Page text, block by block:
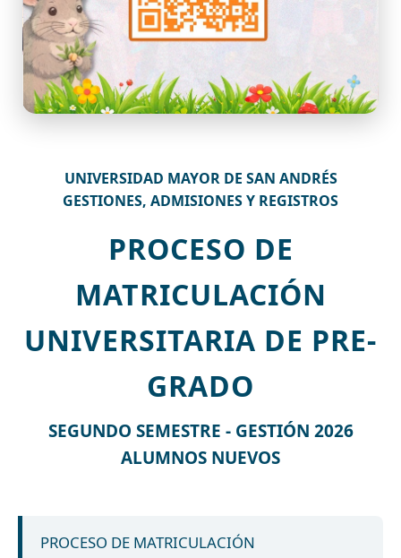
UNIVERSIDAD MAYOR DE SAN ANDRÉS
GESTIONES, ADMISIONES Y REGISTROS
PROCESO DE
MATRICULACIÓN
UNIVERSITARIA DE PRE-
GRADO
SEGUNDO SEMESTRE - GESTIÓN 2026
ALUMNOS NUEVOS
PROCESO DE MATRICULACIÓN